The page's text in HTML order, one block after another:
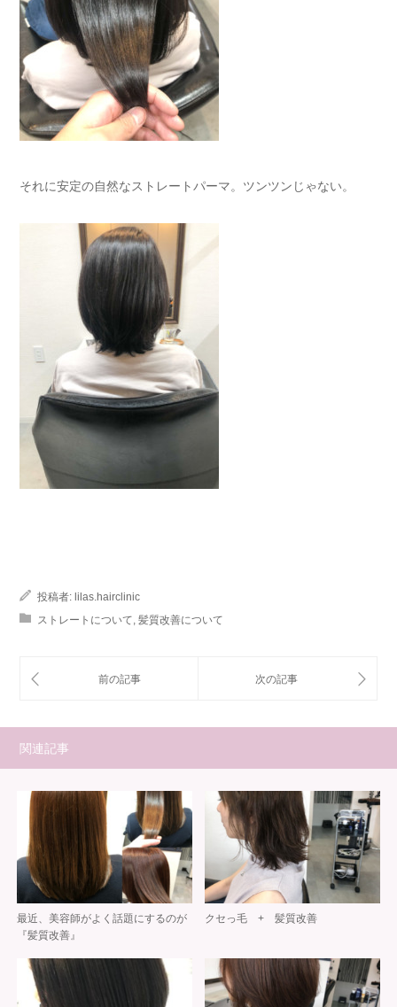
それに安定の自然なストレートパーマ。ツンツンじゃない。
投稿者: lilas.hairclinic
ストレートについて, 髪質改善について
関連記事
最近、美容師がよく話題にするのが
『髪質改善』
クセっ毛 + 髪質改善